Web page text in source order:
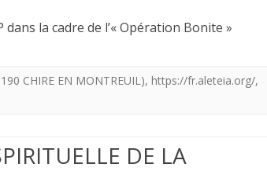
la cadre de l’« Opération Bonite »
CHIRE EN MONTREUIL), https://fr.aleteia.org/,
DE LA